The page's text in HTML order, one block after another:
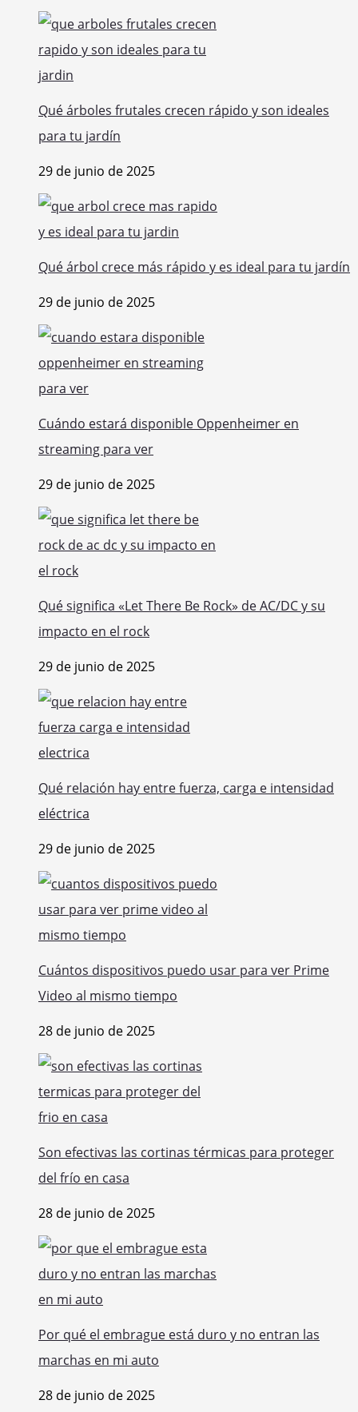
Qué árboles frutales crecen rápido y son ideales
para tu jardín
29 de junio de 2025
Qué árbol crece más rápido y es ideal para tu jardín
29 de junio de 2025
Cuándo estará disponible Oppenheimer en
streaming para ver
29 de junio de 2025
Qué significa «Let There Be Rock» de AC/DC y su
impacto en el rock
29 de junio de 2025
Qué relación hay entre fuerza, carga e intensidad
eléctrica
29 de junio de 2025
Cuántos dispositivos puedo usar para ver Prime
Video al mismo tiempo
28 de junio de 2025
Son efectivas las cortinas térmicas para proteger
del frío en casa
28 de junio de 2025
Por qué el embrague está duro y no entran las
marchas en mi auto
28 de junio de 2025